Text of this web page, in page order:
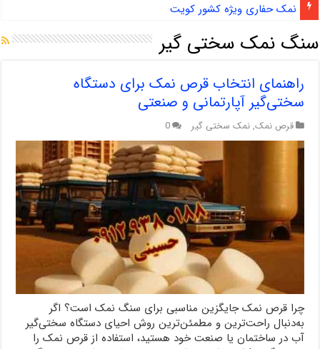
آشنایی با نمک دانه شکری و مزایای صادرات نمک صنعتی
سنگ نمک سختی گیر
راهنمای انتخاب قرص نمک برای دستگاه
سختی‌گیر آپارتمانی و صنعتی
قرص نمک, نمک سختی گیر 0
چرا قرص نمک جایگزین مناسبی برای سنگ نمک است؟ اگر
به‌دنبال راحت‌ترین و مطمئن‌ترین روش احیای دستگاه سختی‌گیر
آب در ساختمان یا صنعت خود هستید، استفاده از قرص نمک را